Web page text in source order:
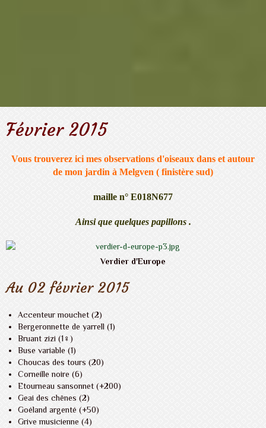
Février 2015
Vous trouverez ici mes observations d'oiseaux dans et autour
de mon jardin à Melgven ( finistère sud)
maille n° E018N677
Ainsi que quelques papillons .
Verdier d'Europe
Au 02 février 2015
Accenteur mouchet (2)
Bergeronnette de yarrell (1)
Bruant zizi (1♀)
Buse variable (1)
Choucas des tours (20)
Corneille noire (6)
Etourneau sansonnet (+200)
Geai des chênes (2)
Goéland argenté (+50)
Grive musicienne (4)